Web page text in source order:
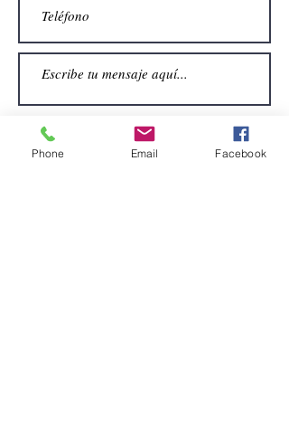
Enviar
Phone Email Facebook